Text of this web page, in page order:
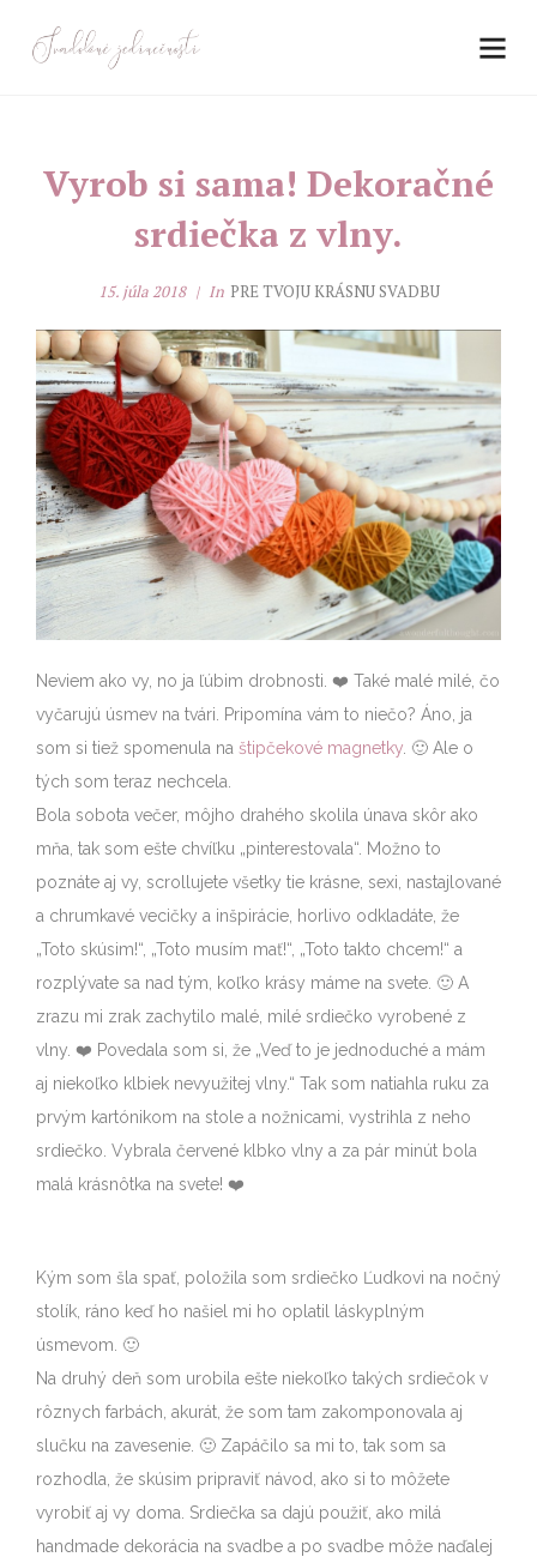
Vyrob si sama! Dekoračné
srdiečka z vlny.
15. júla 2018 In PRE TVOJU KRÁSNU SVADBU
Neviem ako vy, no ja ľúbim drobnosti. ❤️ Také malé milé, čo
vyčarujú úsmev na tvári. Pripomína vám to niečo? Áno, ja
som si tiež spomenula na štipčekové magnetky . 🙂 Ale o
tých som teraz nechcela.
Bola sobota večer, môjho drahého skolila únava skôr ako
mňa, tak som ešte chvíľku „pinterestovala“. Možno to
poznáte aj vy, scrollujete všetky tie krásne, sexi, nastajlované
a chrumkavé vecičky a inšpirácie, horlivo odkladáte, že
„Toto skúsim!“, „Toto musím mať!“, „Toto takto chcem!“ a
rozplývate sa nad tým, koľko krásy máme na svete. 🙂 A
zrazu mi zrak zachytilo malé, milé srdiečko vyrobené z
vlny. ❤️ Povedala som si, že „Veď to je jednoduché a mám
aj niekoľko klbiek nevyužitej vlny.“ Tak som natiahla ruku za
prvým kartónikom na stole a nožnicami, vystrihla z neho
srdiečko. Vybrala červené klbko vlny a za pár minút bola
malá krásnôtka na svete! ❤️
Kým som šla spať, položila som srdiečko Ľudkovi na nočný
stolík, ráno keď ho našiel mi ho oplatil láskyplným
úsmevom. 🙂
Na druhý deň som urobila ešte niekoľko takých srdiečok v
rôznych farbách, akurát, že som tam zakomponovala aj
slučku na zavesenie. 🙂 Zapáčilo sa mi to, tak som sa
rozhodla, že skúsim pripraviť návod, ako si to môžete
vyrobiť aj vy doma. Srdiečka sa dajú použiť, ako milá
handmade dekorácia na svadbe a po svadbe môže naďalej